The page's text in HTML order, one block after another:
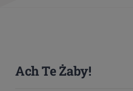
Ach Te Żaby!